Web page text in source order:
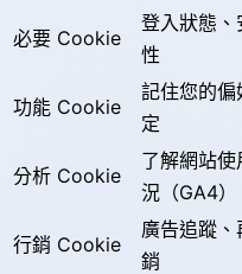
必要 Cookie
登入狀態、
性
功能 Cookie
記住您的偏
定
分析 Cookie
了解網站使
況（GA4）
行銷 Cookie
廣告追蹤、
銷